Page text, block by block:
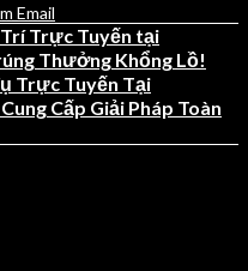
Email
Trực Tuyến tại
Thưởng Khổng Lồ!
Trực Tuyến Tại
Cấp Giải Pháp Toàn